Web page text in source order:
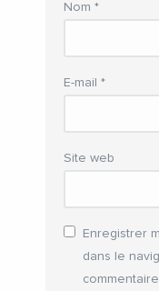
Nom *
E-mail *
Site web
Enregistrer
dans le